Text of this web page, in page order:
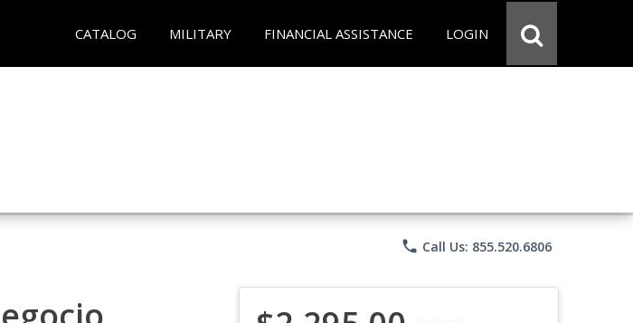
CATALOG MILITARY FINANCIAL ASSISTANCE LOGIN
phone Call Us: 855.520.6806